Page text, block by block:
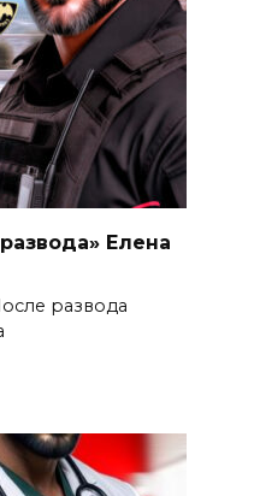
Елена
развода